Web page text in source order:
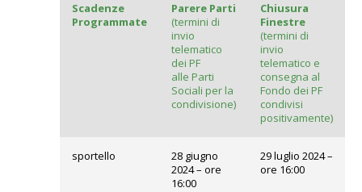
Scadenze
Programmate
Parere Parti
(termini di
invio
telematico
dei PF
alle Parti
Sociali per la
condivisione)
Chiusura
Finestre
(termini di
invio
telematico e
consegna al
Fondo dei PF
condivisi
positivamente)
sportello
28 giugno
2024 – ore
16:00
29 luglio 2024 –
ore 16:00